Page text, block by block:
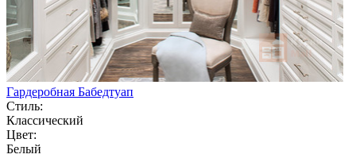
Гардеробная Бабедтуап
Стиль:
Классический
Цвет:
Белый